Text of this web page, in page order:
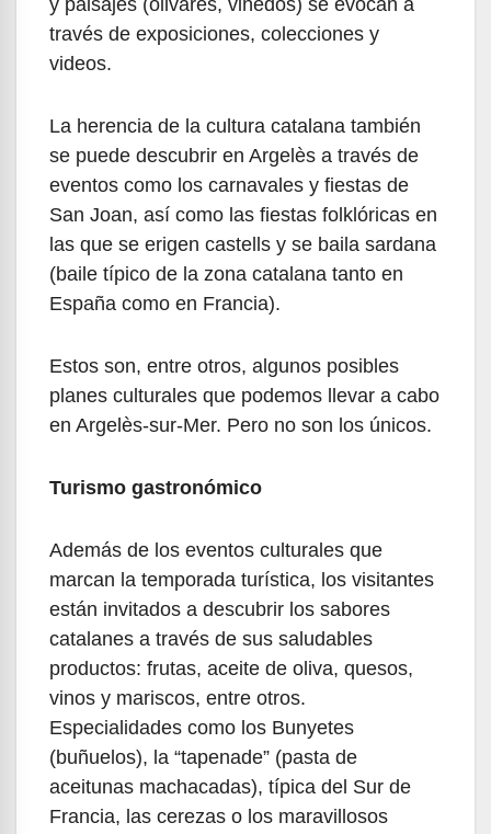
y paisajes (olivares, viñedos) se evocan a
través de exposiciones, colecciones y
videos.
La herencia de la cultura catalana también
se puede descubrir en Argelès a través de
eventos como los carnavales y fiestas de
San Joan, así como las fiestas folklóricas en
las que se erigen castells y se baila sardana
(baile típico de la zona catalana tanto en
España como en Francia).
Estos son, entre otros, algunos posibles
planes culturales que podemos llevar a cabo
en Argelès-sur-Mer. Pero no son los únicos.
Turismo gastronómico
Además de los eventos culturales que
marcan la temporada turística, los visitantes
están invitados a descubrir los sabores
catalanes a través de sus saludables
productos: frutas, aceite de oliva, quesos,
vinos y mariscos, entre otros.
Especialidades como los Bunyetes
(buñuelos), la “tapenade” (pasta de
aceitunas machacadas), típica del Sur de
Francia, las cerezas o los maravillosos